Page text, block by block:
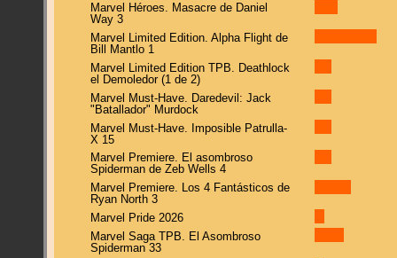
Marvel Héroes. Masacre de Daniel
Way 3
Marvel Limited Edition. Alpha Flight de
Bill Mantlo 1
Marvel Limited Edition TPB. Deathlock
el Demoledor (1 de 2)
Marvel Must-Have. Daredevil: Jack
"Batallador" Murdock
Marvel Must-Have. Imposible Patrulla-
X 15
Marvel Premiere. El asombroso
Spiderman de Zeb Wells 4
Marvel Premiere. Los 4 Fantásticos de
Ryan North 3
Marvel Pride 2026
Marvel Saga TPB. El Asombroso
Spiderman 33